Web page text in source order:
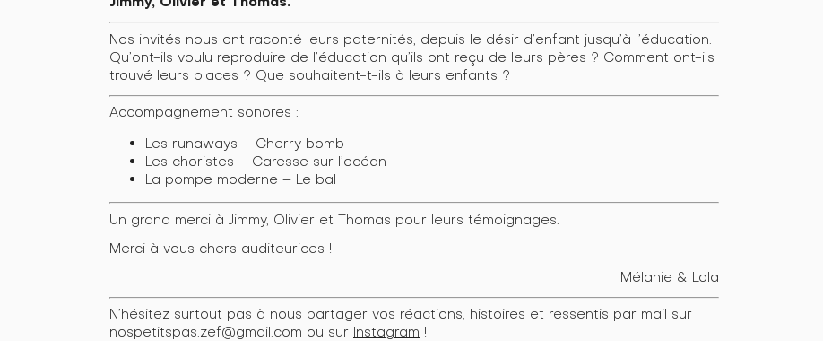
Nos invités nous ont raconté leurs paternités, depuis le désir d’enfant jusqu’à l’éducation.
Qu’ont-ils voulu reproduire de l’éducation qu’ils ont reçu de leurs pères ? Comment ont-ils
trouvé leurs places ? Que souhaitent-t-ils à leurs enfants ?
Accompagnement sonores :
Les runaways – Cherry bomb
Les choristes – Caresse sur l’océan
La pompe moderne – Le bal
Un grand merci à Jimmy, Olivier et Thomas pour leurs témoignages.
Merci à vous chers auditeurices !
Mélanie & Lola
N’hésitez surtout pas à nous partager vos réactions, histoires et ressentis par mail sur
nospetitspas.zef@gmail.com ou sur Instagram !